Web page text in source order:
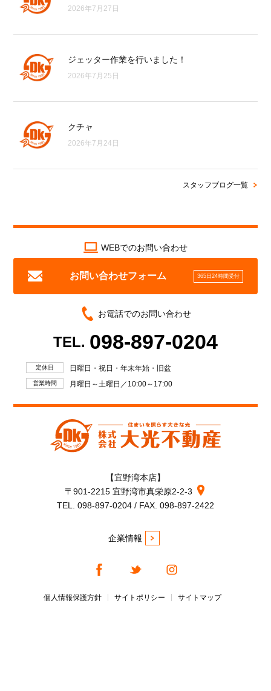
2026年7月27日
ジェッター作業を行いました！
2026年7月25日
クチャ
2026年7月24日
スタッフブログ一覧
WEBでのお問い合わせ
お問い合わせフォーム 365日24時間受付
お電話でのお問い合わせ
TEL. 098-897-0204
定休日 日曜日・祝日・年末年始・旧盆
営業時間 月曜日～土曜日／10:00～17:00
【宜野湾本店】
〒901-2215 宜野湾市真栄原2-2-3
TEL. 098-897-0204 / FAX. 098-897-2422
企業情報
個人情報保護方針 サイトポリシー サイトマップ